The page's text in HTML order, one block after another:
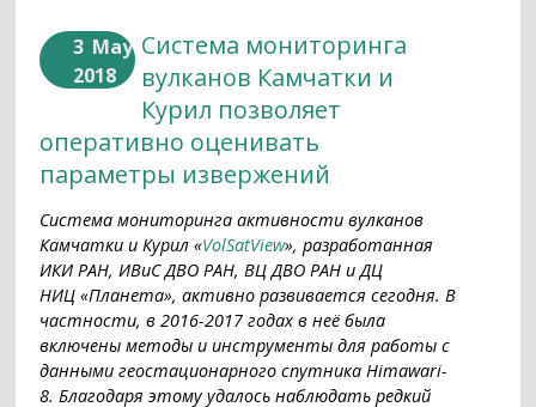
3 May
2018
Система мониторинга
вулканов Камчатки и
Курил позволяет
оперативно оценивать
параметры извержений
Система мониторинга активности вулканов
Камчатки и Курил «VolSatView», разработанная
ИКИ РАН, ИВиС ДВО РАН, ВЦ ДВО РАН и ДЦ
НИЦ«Планета», активно развивается сегодня. В
частности, в 2016-2017 годах в неё была
включены методы и инструменты для работы с
данными геостационарного спутника Himawari-
8.Благодаря этому удалось наблюдать редкий